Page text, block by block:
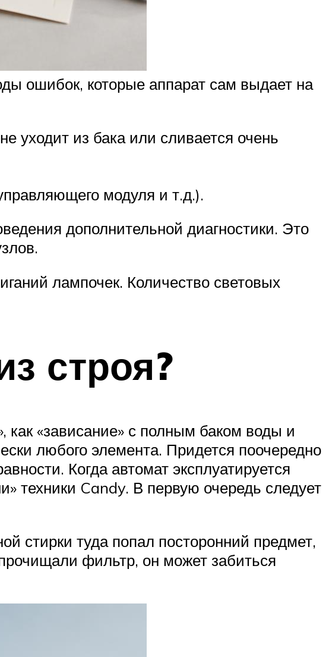
ошибок, которые аппарат сам выдает на
уходит из бака или сливается очень
модуля и т.д.).
дополнительной диагностики. Это
лампочек. Количество световых
строя?
как «зависание» с полным баком воды и
любого элемента. Придется поочередно
Когда автомат эксплуатируется
техники Candy. В первую очередь следует
стирки туда попал посторонний предмет,
фильтр, он может забиться